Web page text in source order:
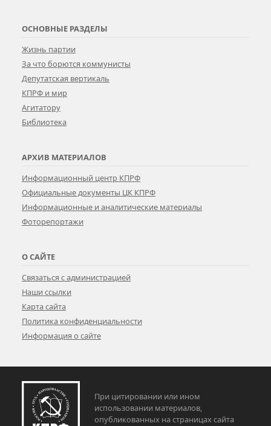
ОСНОВНЫЕ РАЗДЕЛЫ
Жизнь партии
За что борются коммунисты
Депутатская вертикаль
КПРФ и мир
Агитатору
Библиотека
АРХИВ МАТЕРИАЛОВ
Информационный центр КПРФ
Официальные документы ЦК КПРФ
Информационные и аналитические материалы
Фоторепортажи
О САЙТЕ
Связаться с администрацией
Наши ссылки
Карта сайта
Политика конфиденциальности
Информация о сайте
При цитировании или ином
использовании материалов,
опубликованных на страницах сайта